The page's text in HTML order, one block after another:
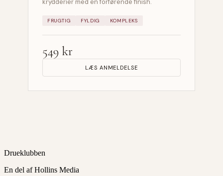
krydderier med en forførende finish.
FRUGTIG FYLDIG KOMPLEKS
549 kr
LÆS ANMELDELSE
Drueklubben
En del af Hollins Media